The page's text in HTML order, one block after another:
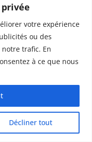
votre expérience
ou des
trafic. En
à ce que nous
Décliner tout